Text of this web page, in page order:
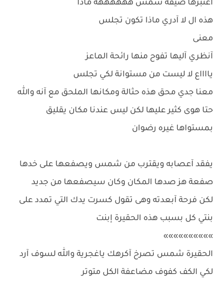
آعتبرها ضيفة شمس ههههههه ماذا
هذه ال لا آدري ماذا تكون تجلس
معنى
آنظري آليها تفوح منها رائحة الماعز
يااااع لا ليست من مستوانة لكي تجلس
معنا جدي محق هذه حثالة ومكانها الملحق مع آنه والله
حتا هوى كثير عليها لكن ليس عندنا مكان يقليق
بمستواها غيره رضوان
يفقد آعصابه ويقترب من شمس ويصفعها على خدها
صفعة هز صدها المكان وكان سيصفعها من جديد
لكن فرحة آبعدته وهى تقول كسرت يدك التي تمدد على
بنتي كل بسبب هذه الحقيرة إبنت
»»»»»»»»»»
الحقيرة شمس تصرخ آكرهك ياغجرية والله لسوف آرد
لكي الكف كفوف مضاعفة الكل متوتر